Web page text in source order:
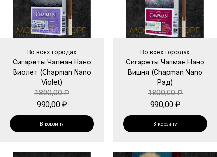
Во всех городах
Сигареты Чапман Нано
Виолет (Chapman Nano
Violet)
1800,00₽
990,00 ₽
В корзину
Во всех городах
Сигареты Чапман Нано
Вишня (Chapman Nano
Рэд)
1800,00₽
990,00 ₽
В корзину